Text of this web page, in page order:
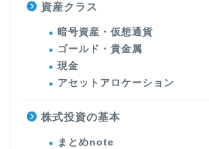
資産クラス
暗号資産・仮想通貨
ゴールド・貴金属
現金
アセットアロケーション
株式投資の基本
まとめnote